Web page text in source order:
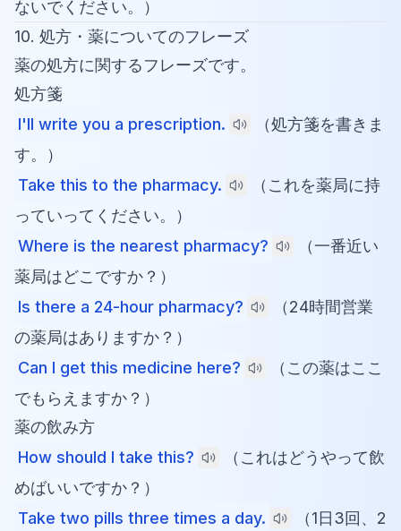
ないでください。）
10. 処方・薬についてのフレーズ
薬の処方に関するフレーズです。
処方箋
I'll write you a prescription.
（処方箋を書きま
す。）
Take this to the pharmacy.
（これを薬局に持
っていってください。）
Where is the nearest pharmacy?
（一番近い
薬局はどこですか？）
Is there a 24-hour pharmacy?
（24時間営業
の薬局はありますか？）
Can I get this medicine here?
（この薬はここ
でもらえますか？）
薬の飲み方
How should I take this?
（これはどうやって飲
めばいいですか？）
Take two pills three times a day.
（1日3回、2